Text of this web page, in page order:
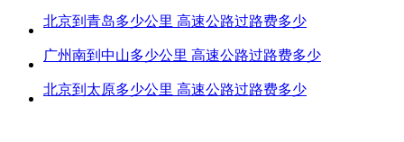
北京到青岛多少公里 高速公路过路费多少
广州南到中山多少公里 高速公路过路费多少
北京到太原多少公里 高速公路过路费多少